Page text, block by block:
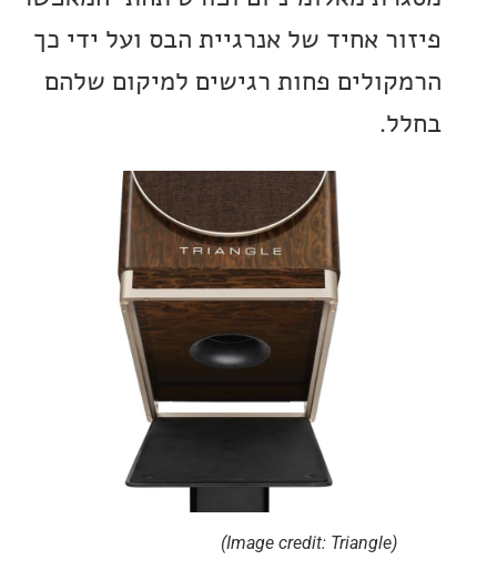
אחיד של אנרגיית הבס ועל ידי כך
פחות רגישים למיקום שלהם